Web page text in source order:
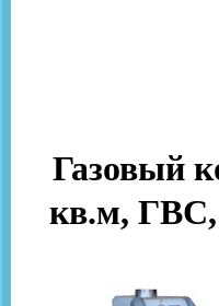
Газовый
кв.м, ГВС,